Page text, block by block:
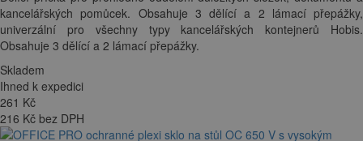
kancelářských pomůcek. Obsahuje 3 dělící a 2 lámací přepážky,
univerzální pro všechny typy kancelářských kontejnerů Hobis.
Obsahuje 3 dělící a 2 lámací přepážky.
Skladem
Ihned k expedici
261 Kč
216 Kč bez DPH